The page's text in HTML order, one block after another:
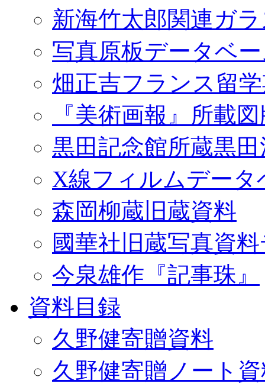
新海竹太郎関連ガ
写真原板データベ
畑正吉フランス留
『美術画報』所載
黒田記念館所蔵黒
X線フィルムデータ
森岡柳蔵旧蔵資料
國華社旧蔵写真資
今泉雄作『記事珠』
資料目録
久野健寄贈資料
久野健寄贈ノート